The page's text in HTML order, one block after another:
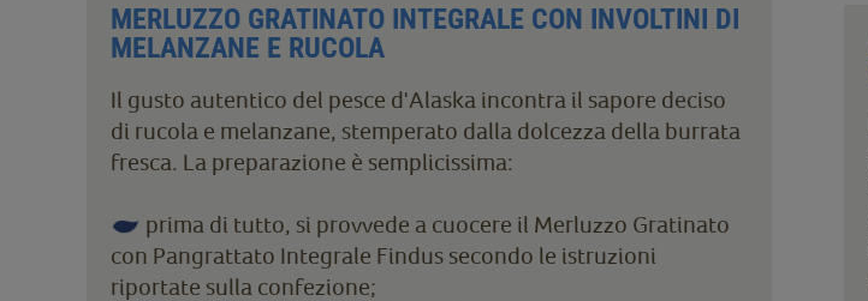
MERLUZZO GRATINATO INTEGRALE CON INVOLTINI DI
MELANZANE E RUCOLA
Il gusto autentico del pesce d'Alaska incontra il sapore deciso
di rucola e melanzane, stemperato dalla dolcezza della burrata
fresca. La preparazione è semplicissima:
prima di tutto, si provvede a cuocere il Merluzzo Gratinato
con Pangrattato Integrale Findus secondo le istruzioni
riportate sulla confezione;